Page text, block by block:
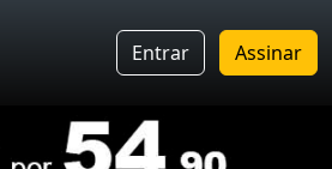
Entrar Assinar